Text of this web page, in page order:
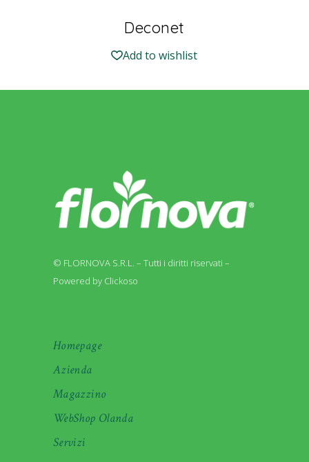
Deconet
Add to wishlist
© FLORNOVA S.R.L. – Tutti i diritti riservati –
Powered by Clickoso
Homepage
Azienda
Magazzino
WebShop Olanda
Servizi